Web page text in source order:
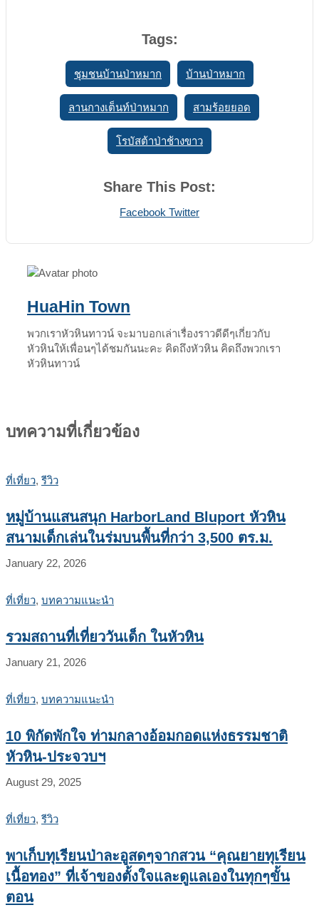
Tags:
ชุมชนบ้านป่าหมาก บ้านป่าหมาก
ลานกางเต็นท์ป่าหมาก สามร้อยยอด
โรบัสต้าป่าช้างขาว
Share This Post:
Facebook TwitterPrint
Share
Email
HuaHin Town
พวกเราหัวหินทาวน์ จะมาบอกเล่าเรื่องราวดีดีๆเกี่ยวกับ
หัวหินให้เพื่อนๆได้ชมกันนะคะ คิดถึงหัวหิน คิดถึงพวกเรา
หัวหินทาวน์
บทความที่เกี่ยวข้อง
ที่เที่ยว, รีวิว
หมู่บ้านแสนสนุก HarborLand Bluport หัวหิน
สนามเด็กเล่นในร่มบนพื้นที่กว่า 3,500 ตร.ม.
January 22, 2026
ที่เที่ยว, บทความแนะนำ
รวมสถานที่เที่ยววันเด็ก ในหัวหิน
January 21, 2026
ที่เที่ยว, บทความแนะนำ
10 พิกัดพักใจ ท่ามกลางอ้อมกอดแห่งธรรมชาติ
หัวหิน-ประจวบฯ
August 29, 2025
ที่เที่ยว, รีวิว
พาเก็บทุเรียนป่าละอูสดๆจากสวน “คุณยายทุเรียน
เนื้อทอง” ที่เจ้าของตั้งใจและดูแลเองในทุกๆขั้น
ตอน